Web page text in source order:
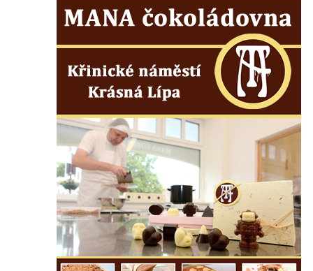
Kostel svatého Augustina v Lužici
Márnice na hřbitově v Kozlech
Vesnický kostel v Reinhardtsdorfu
Kaple v Oparnu
Protestantský (evangelicko-luterský) kostel
Crostau
Kaple Nanebevstoupení Panny Marie ve
Svitavě
Výklenková kaple Piety ve Svojkově
Kostel Nejsvětější Trojice ve Velenicích
Kostel svatého Vavřince v Okounově